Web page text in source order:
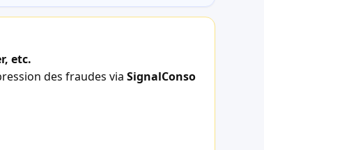
etc.
des fraudes via SignalConso